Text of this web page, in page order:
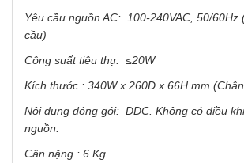
Yêu cầu nguồn AC: 100-240VAC, 50/60Hz
cầu)
Công suất tiêu thụ: ≤20W
Kích thước : 340W x 260D x 66H mm
Nội dung đóng gói: DDC. Không có điều
nguồn.
Cân nặng : 6 Kg